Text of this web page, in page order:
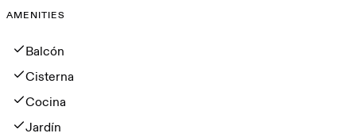
Amenities
AMENITIES
Balcón
Cisterna
Cocina
Jardín